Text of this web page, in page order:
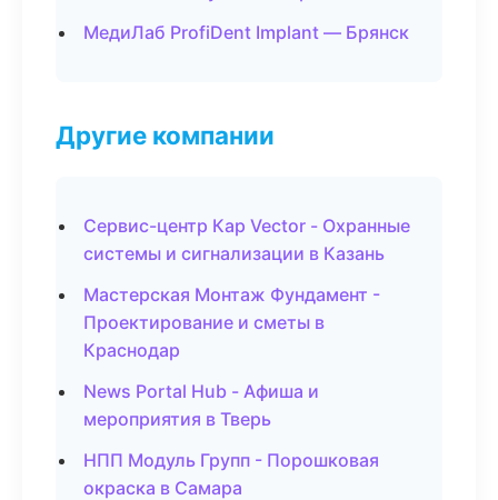
МедиЛаб ProfiDent Implant — Брянск
Другие компании
Сервис-центр Кар Vector - Охранные
системы и сигнализации в Казань
Мастерская Монтаж Фундамент -
Проектирование и сметы в
Краснодар
News Portal Hub - Афиша и
мероприятия в Тверь
НПП Модуль Групп - Порошковая
окраска в Самара